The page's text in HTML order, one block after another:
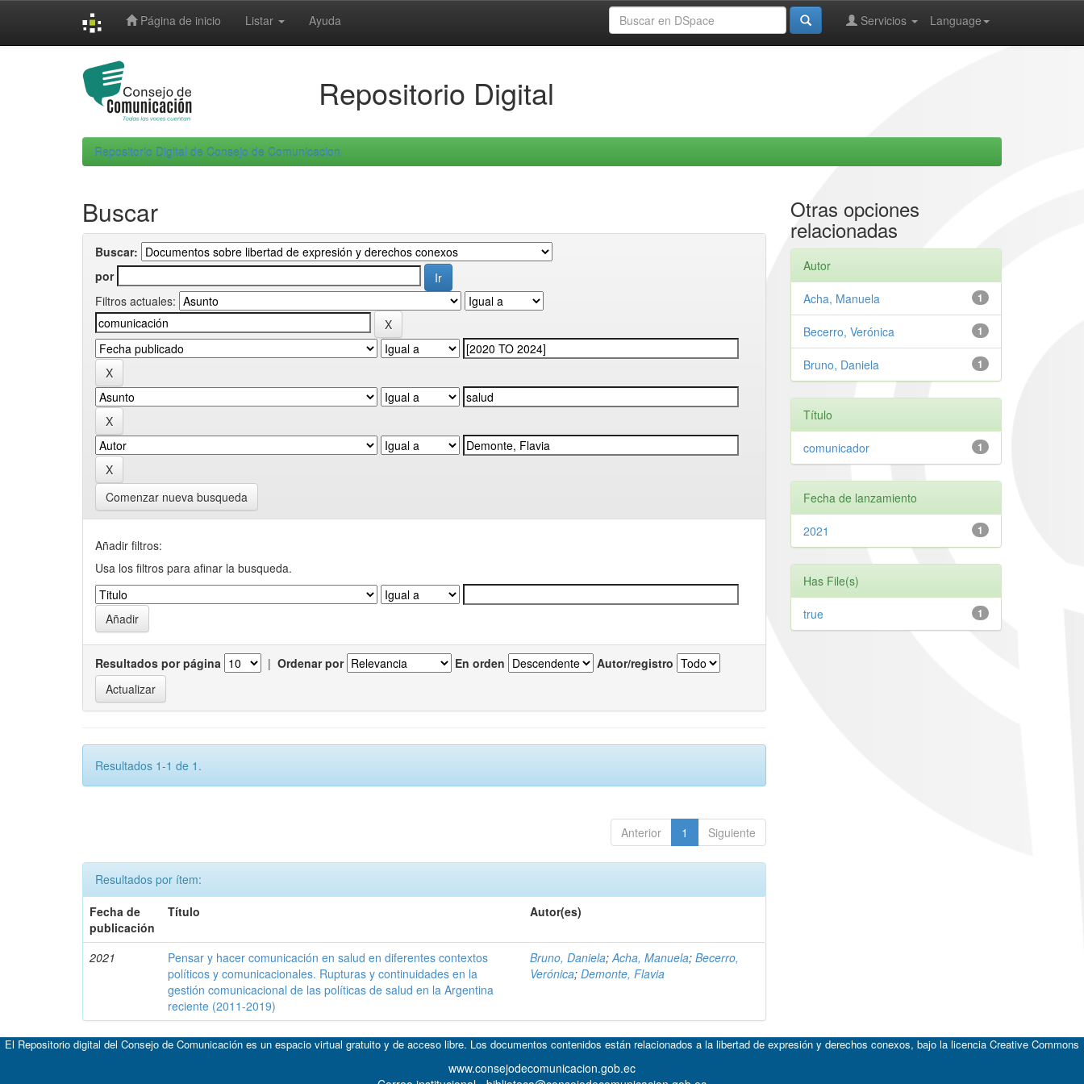
Página de inicio Listar Ayuda Language
Servicios
Repositorio Digital
Repositorio Digital de Consejo de Comunicacion
Buscar
Buscar:
por
Filtros actuales:
Comenzar nueva busqueda
Añadir filtros:
Usa los filtros para afinar la busqueda.
Resultados por página | Ordenar por En orden Autor/registro
Resultados 1-1 de 1.
Anterior 1 Siguiente
Resultados por ítem:
Fecha de
publicación
Título Autor(es)
2021
Pensar y hacer comunicación en salud en diferentes contextos
políticos y comunicacionales. Rupturas y continuidades en la
gestión comunicacional de las políticas de salud en la Argentina
reciente (2011-2019)
Bruno, Daniela;Acha, Manuela;Becerro,
Verónica;Demonte, Flavia
Otras opciones
relacionadas
Autor
1
Acha, Manuela
1
Becerro, Verónica
1
Bruno, Daniela
Título
1
comunicador
Fecha de lanzamiento
1
2021
Has File(s)
1
true
El Repositorio digital del Consejo de Comunicación es un espacio virtual gratuito y de acceso libre. Los documentos contenidos están relacionados a la libertad de expresión y derechos conexos, bajo la licencia Creative Commons
www.consejodecomunicacion.gob.ec